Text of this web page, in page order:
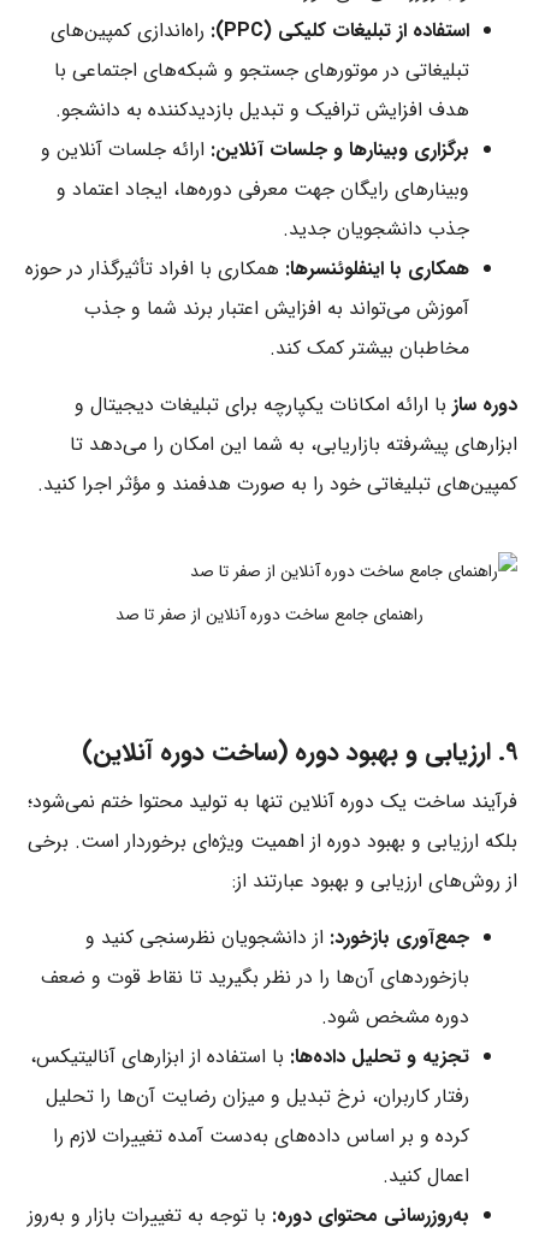
استفاده از تبلیغات کلیکی (PPC):
راه‌اندازی کمپین‌های
تبلیغاتی در موتورهای جستجو و شبکه‌های اجتماعی با
هدف افزایش ترافیک و تبدیل بازدیدکننده به دانشجو.
برگزاری وبینارها و جلسات آنلاین: ارائه جلسات آنلاین و
وبینارهای رایگان جهت معرفی دوره‌ها، ایجاد اعتماد و
جذب دانشجویان جدید.
همکاری با اینفلوئنسرها: همکاری با افراد تأثیرگذار در حوزه
آموزش می‌تواند به افزایش اعتبار برند شما و جذب
مخاطبان بیشتر کمک کند.
دوره ساز با ارائه امکانات یکپارچه برای تبلیغات دیجیتال و
ابزارهای پیشرفته بازاریابی، به شما این امکان را می‌دهد تا
کمپین‌های تبلیغاتی خود را به صورت هدفمند و مؤثر اجرا کنید.
راهنمای جامع ساخت دوره آنلاین از صفر تا صد
9. ارزیابی و بهبود دوره (ساخت دوره آنلاین)
فرآیند ساخت یک دوره آنلاین تنها به تولید محتوا ختم نمی‌شود؛
بلکه ارزیابی و بهبود دوره از اهمیت ویژه‌ای برخوردار است. برخی
از روش‌های ارزیابی و بهبود عبارتند از:
جمع‌آوری بازخورد: از دانشجویان نظرسنجی کنید و
بازخوردهای آن‌ها را در نظر بگیرید تا نقاط قوت و ضعف
دوره مشخص شود.
تجزیه و تحلیل داده‌ها: با استفاده از ابزارهای آنالیتیکس،
رفتار کاربران، نرخ تبدیل و میزان رضایت آن‌ها را تحلیل
کرده و بر اساس داده‌های به‌دست آمده تغییرات لازم را
اعمال کنید.
به‌روزرسانی محتوای دوره: با توجه به تغییرات بازار و به‌روز